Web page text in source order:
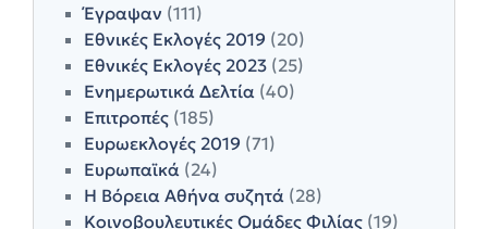
Έγραψαν (111)
Εθνικές Εκλογές 2019 (20)
Εθνικές Εκλογές 2023 (25)
Ενημερωτικά Δελτία (40)
Επιτροπές (185)
Ευρωεκλογές 2019 (71)
Ευρωπαϊκά (24)
Η Βόρεια Αθήνα συζητά (28)
Κοινοβουλευτικές Ομάδες Φιλίας (19)